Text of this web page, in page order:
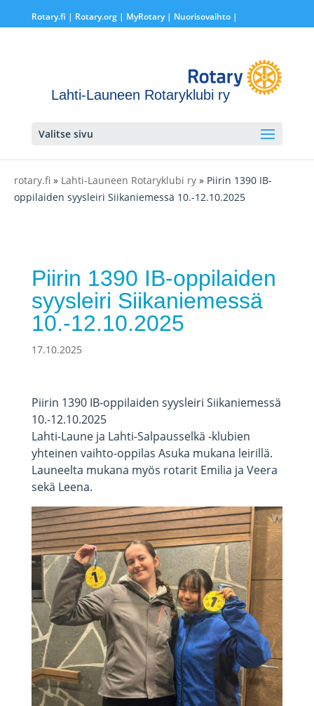
Rotary.fi | Rotary.org| MyRotary | Nuorisovaihto|
Lahti-Launeen Rotaryklubi ry
Valitse sivu
rotary.fi » Lahti-Launeen Rotaryklubi ry » Piirin 1390 IB-
oppilaiden syysleiri Siikaniemessä 10.-12.10.2025
Piirin 1390 IB-oppilaiden
syysleiri Siikaniemessä
10.-12.10.2025
17.10.2025
Piirin 1390 IB-oppilaiden syysleiri Siikaniemessä
10.-12.10.2025
Lahti-Laune ja Lahti-Salpausselkä -klubien
yhteinen vaihto-oppilas Asuka mukana leirillä.
Launeelta mukana myös rotarit Emilia ja Veera
sekä Leena.